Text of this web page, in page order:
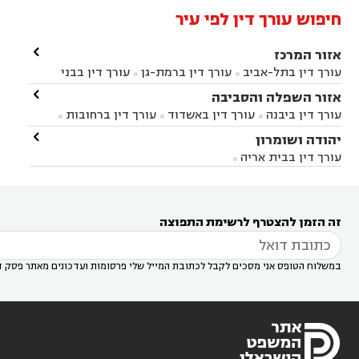
חיפוש עורך דין לפי עיר
אזור המרכז
עורך דין בתל-אביב  עורך דין ברמת-גן 
עורך דין בבני
ברק עורך דין בפתח תקווה עורך דין בראשון לציון
עורך דין ברחובות עורך דין בנס ציונה
במודיעין
עורך דין בהרצליה עורך דין בחולון
עורך
דין בקרית אונו
אונו
עורך דין בבת ים
דין בשוהם 

אזור השפלה והסביבה
עורך דין ביבנה  עורך דין באשדוד  עורך דין ברחובות 
עורך דין בראשון לציון עורך דין במודיעין
עורך דין
בבאר יעקב
עורך דין בגדרה

יהודה ושומרון
עורך דין בבית אריה 

זה הזמן להצטרף לרשימת התפוצה
במשלוח הטופס אני מסכים לקבל לכתובת המייל שלי פרסומות ועדכונים מאתר פסק